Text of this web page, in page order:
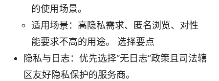
的使用场景。
适用场景：高隐私需求、匿名浏览、对性
能要求不高的用途。 选择要点
隐私与日志：优先选择“无日志”政策且司法辖
区友好隐私保护的服务商。